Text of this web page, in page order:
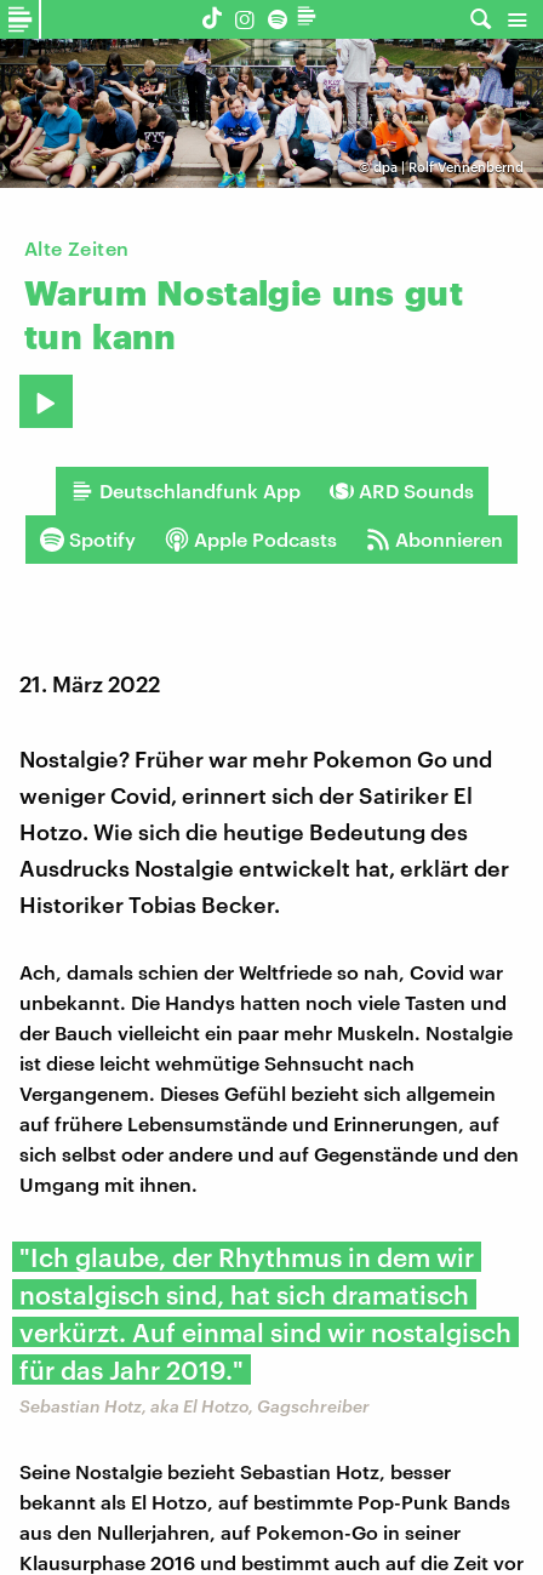
©dpa | Rolf Vennenbernd
Alte Zeiten
Warum Nostalgie uns gut
tun kann
Deutschlandfunk App ARD Sounds
Spotify Apple Podcasts Abonnieren
21. März 2022
Nostalgie? Früher war mehr Pokemon Go und
weniger Covid, erinnert sich der Satiriker El
Hotzo. Wie sich die heutige Bedeutung des
Ausdrucks Nostalgie entwickelt hat, erklärt der
Historiker Tobias Becker.
Ach, damals schien der Weltfriede so nah, Covid war
unbekannt. Die Handys hatten noch viele Tasten und
der Bauch vielleicht ein paar mehr Muskeln. Nostalgie
ist diese leicht wehmütige Sehnsucht nach
Vergangenem. Dieses Gefühl bezieht sich allgemein
auf frühere Lebensumstände und Erinnerungen, auf
sich selbst oder andere und auf Gegenstände und den
Umgang mit ihnen.
"Ich glaube, der Rhythmus in dem wir
nostalgisch sind, hat sich dramatisch
verkürzt. Auf einmal sind wir nostalgisch
für das Jahr 2019."
Sebastian Hotz, aka El Hotzo, Gagschreiber
Seine Nostalgie bezieht Sebastian Hotz, besser
bekannt als El Hotzo, auf bestimmte Pop-Punk Bands
aus den Nullerjahren, auf Pokemon-Go in seiner
Klausurphase 2016 und bestimmt auch auf die Zeit vor